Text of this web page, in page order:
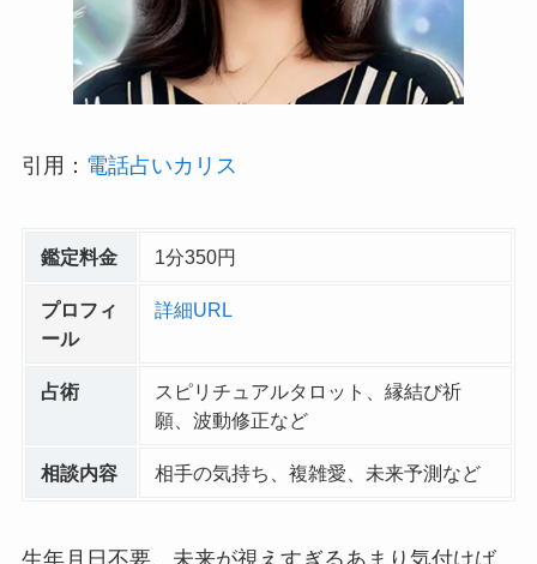
引用： 電話占いカリス
鑑定料金 1分350円
プロフィ
ール
詳細URL
占術
スピリチュアルタロット、縁結び祈
願、波動修正など
相談内容 相手の気持ち、複雑愛、未来予測など